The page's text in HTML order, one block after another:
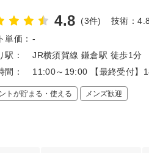
4.8 (3件) 技術：4.8
単価： -
駅：
JR横須賀線 鎌倉駅 徒歩1分
間：
11:00～19:00 【最終受付】
トが貯まる・使える メンズ歓迎